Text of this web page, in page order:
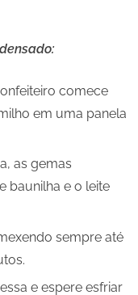
comece
em uma panela
as gemas
baunilha e o leite
sempre até
e espere esfriar